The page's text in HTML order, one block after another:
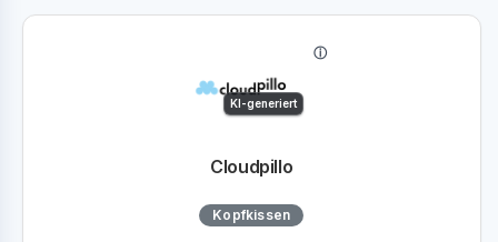
KI-generiert
Cloudpillo
Kopfkissen